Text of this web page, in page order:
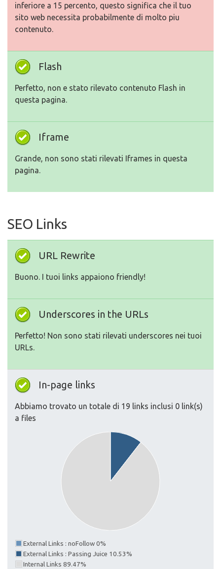
inferiore a 15 percento, questo significa che il tuo
sito web necessita probabilmente di molto piu
contenuto.
Flash
Perfetto, non e stato rilevato contenuto Flash in
questa pagina.
Iframe
Grande, non sono stati rilevati Iframes in questa
pagina.
SEO Links
URL Rewrite
Buono. I tuoi links appaiono friendly!
Underscores in the URLs
Perfetto! Non sono stati rilevati underscores nei tuoi
URLs.
In-page links
Abbiamo trovato un totale di 19 links inclusi 0 link(s)
a files
External Links : noFollow 0%
External Links : Passing Juice 10.53%
Internal Links 89.47%